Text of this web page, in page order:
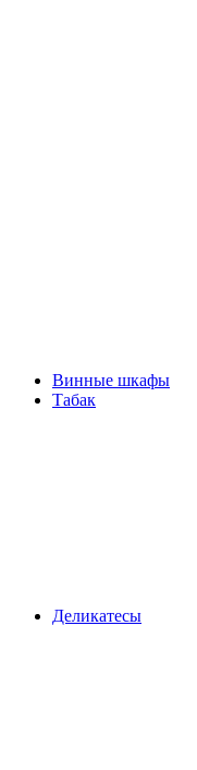
Винные шкафы
Табак
Деликатесы